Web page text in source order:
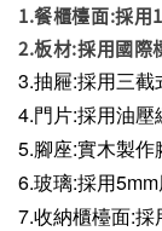
1.餐櫃檯面:採用
2.板材:採用國際
3.抽屜:採用三截
4.門片:採用油壓
5.腳座:實木製
6.玻璃:採用
7.收納櫃檯面: